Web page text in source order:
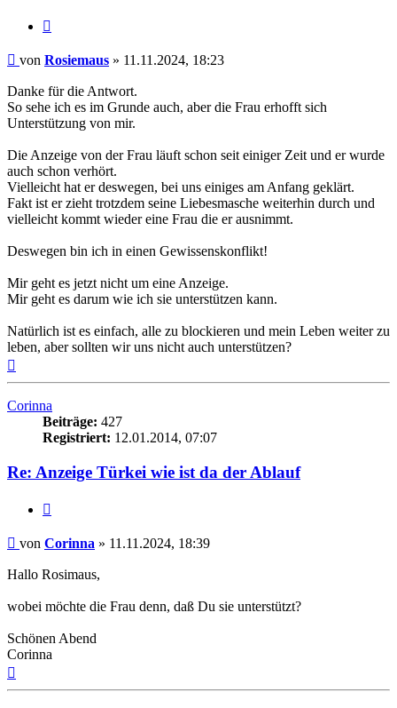
Beitrag
von Rosiemaus » 11.11.2024, 18:23
Danke für die Antwort.
So sehe ich es im Grunde auch, aber die Frau erhofft sich
Unterstützung von mir.
Die Anzeige von der Frau läuft schon seit einiger Zeit und er wurde
auch schon verhört.
Vielleicht hat er deswegen, bei uns einiges am Anfang geklärt.
Fakt ist er zieht trotzdem seine Liebesmasche weiterhin durch und
vielleicht kommt wieder eine Frau die er ausnimmt.
Deswegen bin ich in einen Gewissenskonflikt!
Mir geht es jetzt nicht um eine Anzeige.
Mir geht es darum wie ich sie unterstützen kann.
Natürlich ist es einfach, alle zu blockieren und mein Leben weiter zu
leben, aber sollten wir uns nicht auch unterstützen?
Corinna
Beiträge: 427
Registriert: 12.01.2014, 07:07
Re: Anzeige Türkei wie ist da der Ablauf
Beitrag
von Corinna » 11.11.2024, 18:39
Hallo Rosimaus,
wobei möchte die Frau denn, daß Du sie unterstützt?
Schönen Abend
Corinna